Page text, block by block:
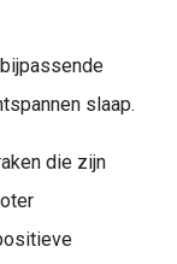
slaap.
die zijn